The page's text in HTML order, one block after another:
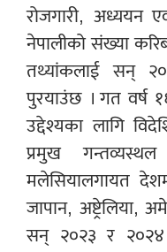
रोजगारी, अध्ययन
नेपालीको संख्या
तथ्यांकलाई सन्
पुरयाउंछ । गत वर्ष
उद्देश्यका लागि
प्रमुख
मलेसियालगायत
जापान, अष्ट्रेलिया,
सन् २०२३ र २०२४